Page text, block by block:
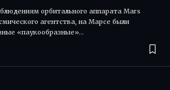
орбитального аппарата Mars
агентства, на Марсе были
«паукообразные»…